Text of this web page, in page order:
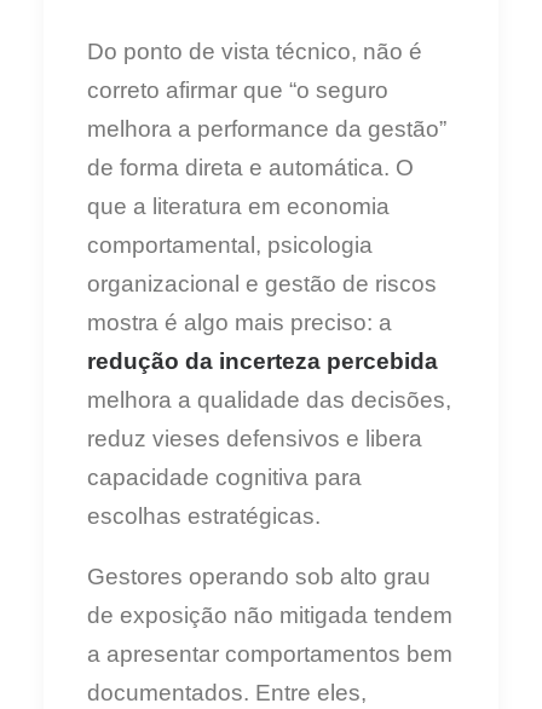
Do ponto de vista técnico, não é
correto afirmar que “o seguro
melhora a performance da gestão”
de forma direta e automática. O
que a literatura em economia
comportamental, psicologia
organizacional e gestão de riscos
mostra é algo mais preciso: a
redução da incerteza percebida
melhora a qualidade das decisões,
reduz vieses defensivos e libera
capacidade cognitiva para
escolhas estratégicas.
Gestores operando sob alto grau
de exposição não mitigada tendem
a apresentar comportamentos bem
documentados. Entre eles,